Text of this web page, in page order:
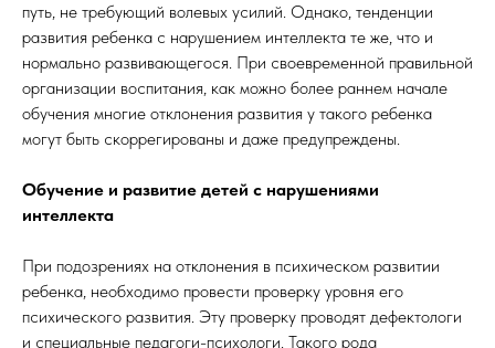
путь, не требующий волевых усилий. Однако, тенденции
развития ребенка с нарушением интеллекта те же, что и
нормально развивающегося. При своевременной правильной
организации воспитания, как можно более раннем начале
обучения многие отклонения развития у такого ребенка
могут быть скоррегированы и даже предупреждены.
Обучение и развитие детей с нарушениями
интеллекта
При подозрениях на отклонения в психическом развитии
ребенка, необходимо провести проверку уровня его
психического развития. Эту проверку проводят дефектологи
и специальные педагоги-психологи. Такого рода